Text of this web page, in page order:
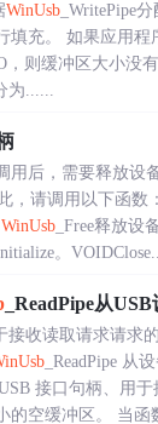
WinUsb _WritePipe
填充。 如果应用程
则缓冲区大小没
为......
用后，需要释放设
，请调用以下函数
WinUsb _Free释放设
。
_ReadPipe从
收读取请求请求
_ReadPipe 从
接口句柄、用
的空缓冲区。 当函